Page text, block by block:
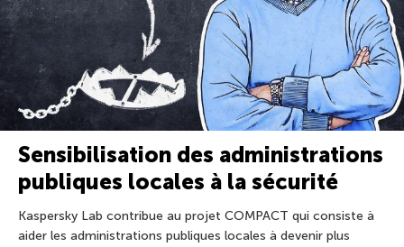
Sensibilisation des administrations
publiques locales à la sécurité
Kaspersky Lab contribue au projet COMPACT qui consiste à
aider les administrations publiques locales à devenir plus